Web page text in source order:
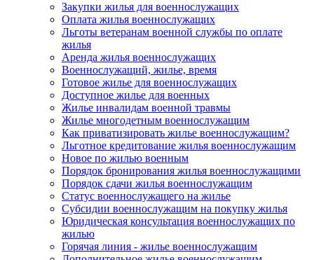
Закупки жилья для военнослужащих
Оплата жилья военнослужащих
Льготы ветеранам военной службы по оплате
жилья
Аренда жилья военнослужащих
Военнослужащий, жилье, время
Готовое жилье для военнослужащих
Доступное жилье для военных
Жилье инвалидам военной травмы
Жилье многодетным военнослужащим
Как приватизировать жилье военнослужащим?
Льготное кредитование жилья военнослужащим
Новое по жилью военным
Порядок бронирования жилья военнослужащими
Порядок сдачи жилья военнослужащим
Статус военнослужащего на жилье
Субсидии военнослужащим на покупку жилья
Юридическая консультация военнослужащих по
жилью
Горячая линия - жилье военнослужащим